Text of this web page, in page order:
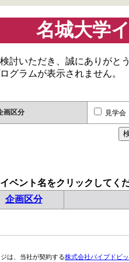
名城大学
いただき、誠にありがと
グラムが表示されません。
画区分 見学会
ベント名をクリックしてくだ
企画区分
は、当社が契約する株式会社パイプドビ